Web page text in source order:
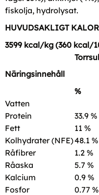
fiskolja, hydrolysat.
HUVUDSAKLIGT
3599 kcal/kg (360 kcal/
Näringsinnehåll
%
Vatten
Protein
33.9 %
Fett
11 %
Kolhydrater (NFE)48.1 %
Råfibrer
1.2 %
Råaska
5.7 %
Kalcium
0.9 %
Fosfor
0.77 %